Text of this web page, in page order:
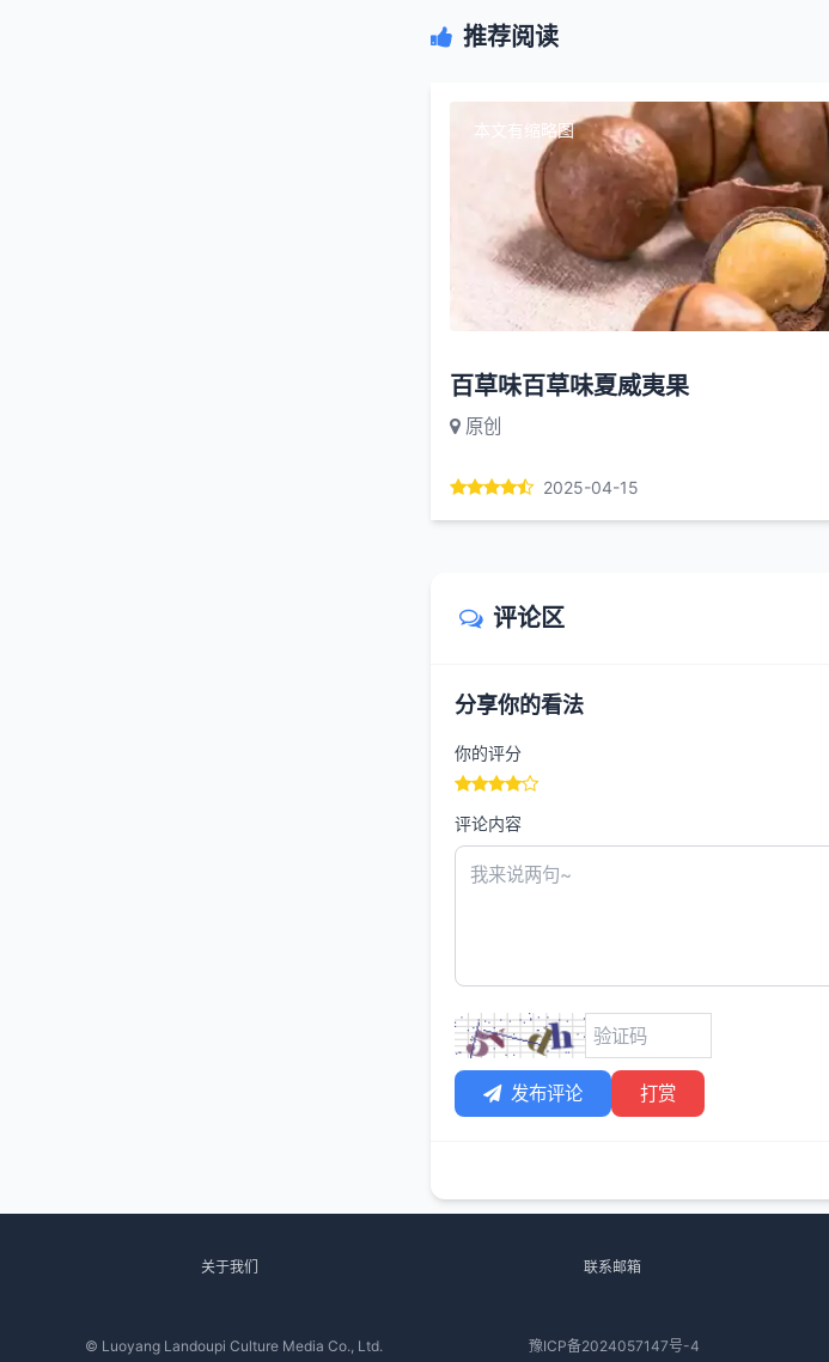
推荐阅读
本文有缩略图
百草味百草味夏威夷果
原创
2025-04-15
评论区
分享你的看法
你的评分
评论内容
发布评论 打赏
关于我们 联系邮箱
© Luoyang Landoupi Culture Media Co., Ltd. 豫ICP备2024057147号-4